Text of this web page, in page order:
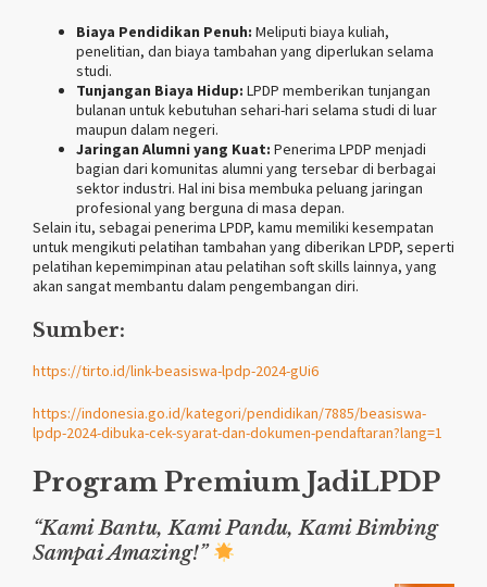
Biaya Pendidikan Penuh: Meliputi biaya kuliah,
penelitian, dan biaya tambahan yang diperlukan selama
studi.
Tunjangan Biaya Hidup: LPDP memberikan tunjangan
bulanan untuk kebutuhan sehari-hari selama studi di luar
maupun dalam negeri.
Jaringan Alumni yang Kuat: Penerima LPDP menjadi
bagian dari komunitas alumni yang tersebar di berbagai
sektor industri. Hal ini bisa membuka peluang jaringan
profesional yang berguna di masa depan.
Selain itu, sebagai penerima LPDP, kamu memiliki kesempatan
untuk mengikuti pelatihan tambahan yang diberikan LPDP, seperti
pelatihan kepemimpinan atau pelatihan soft skills lainnya, yang
akan sangat membantu dalam pengembangan diri.
Sumber:
https://tirto.id/link-beasiswa-lpdp-2024-gUi6
https://indonesia.go.id/kategori/pendidikan/7885/beasiswa-
lpdp-2024-dibuka-cek-syarat-dan-dokumen-pendaftaran?lang=1
Program Premium JadiLPDP
“Kami Bantu, Kami Pandu, Kami Bimbing
Sampai Amazing!”